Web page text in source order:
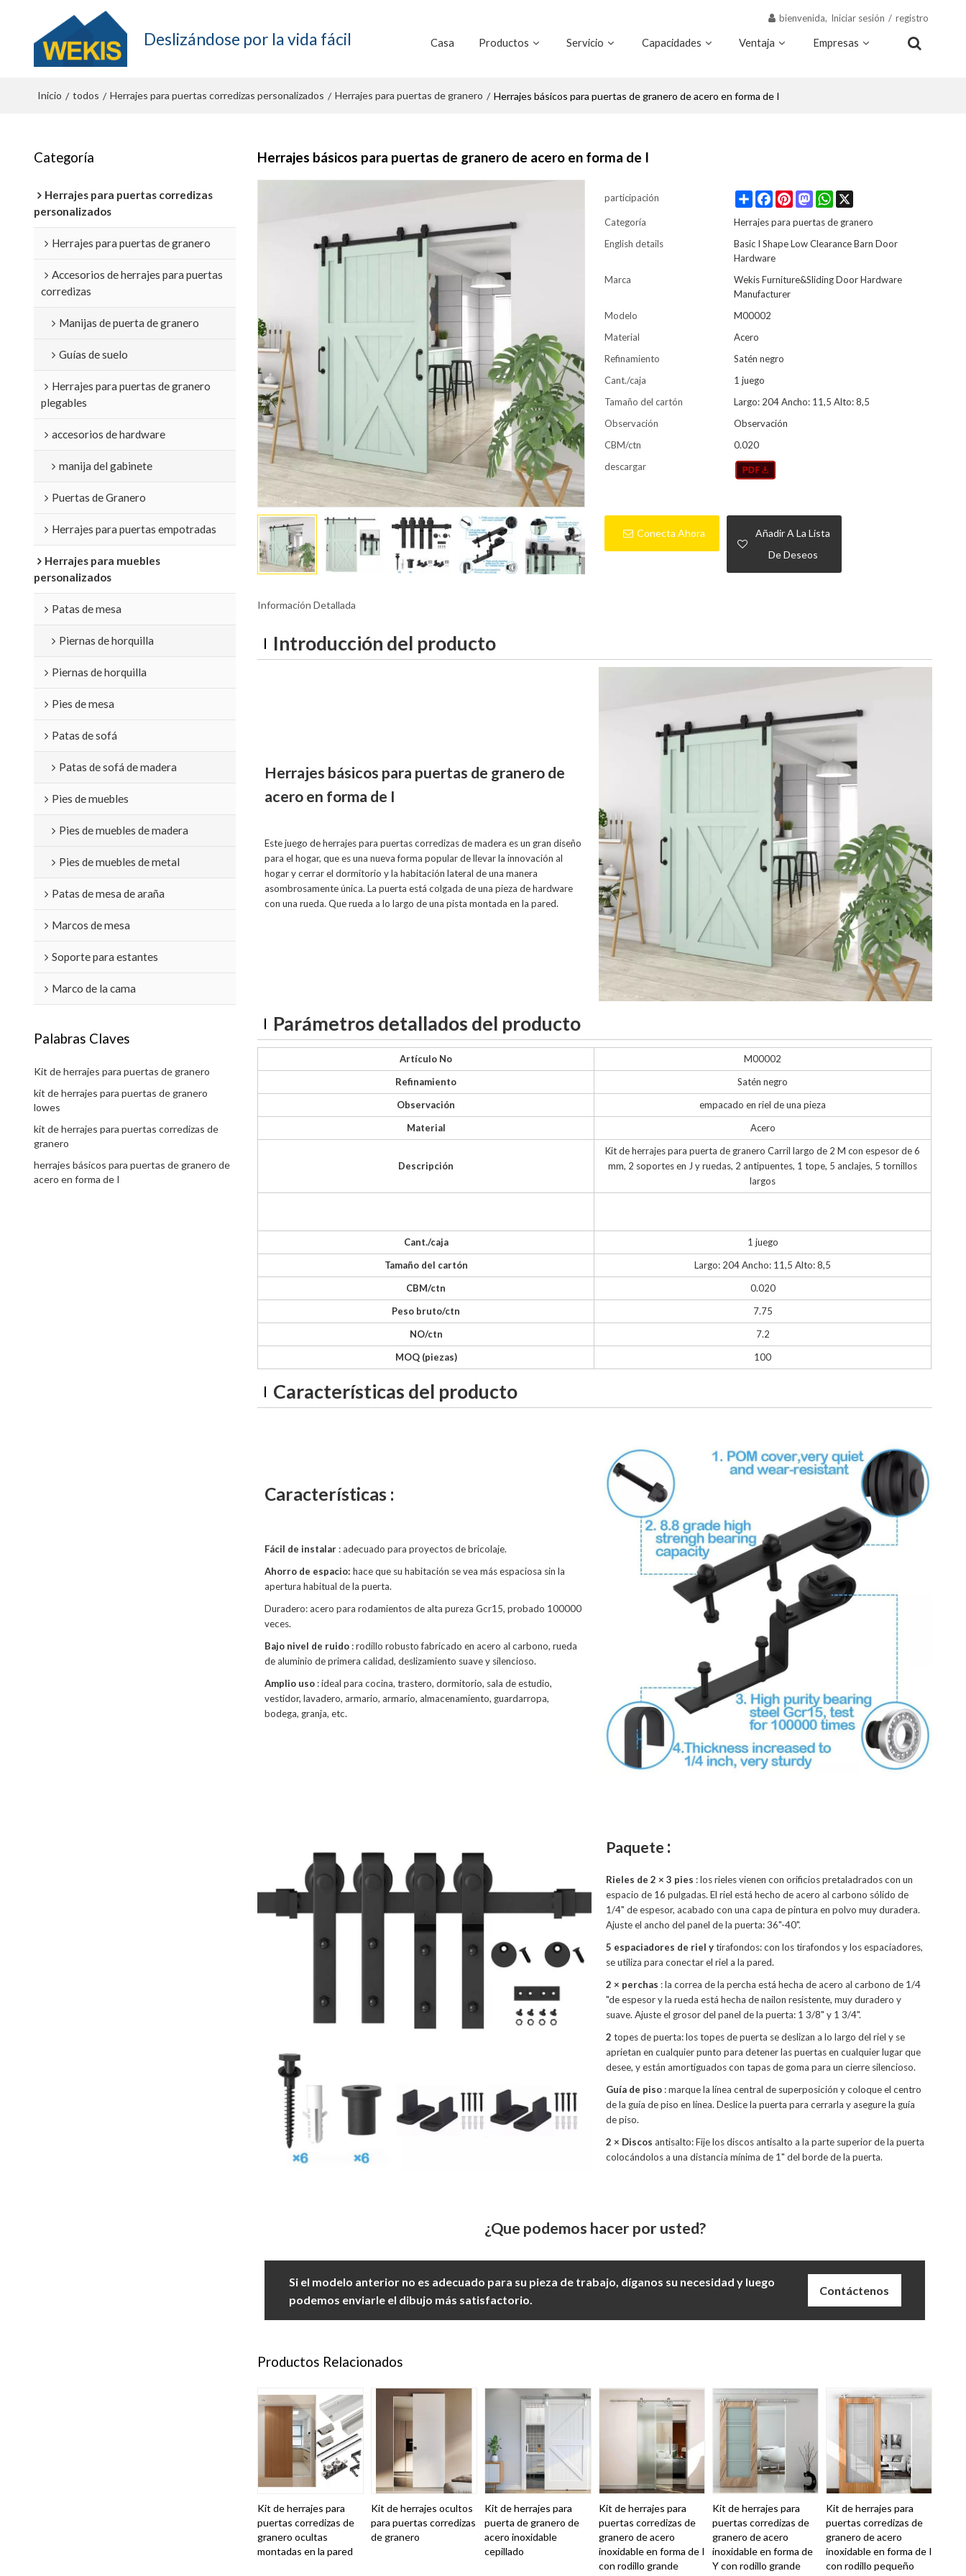
Deslizándose por la vida fácil
bienvenida, Iniciar sesión / registro
Casa Productos Servicio Capacidades Ventaja Empresas
Inicio / todos / Herrajes para puertas corredizas personalizados / Herrajes para puertas de granero / Herrajes básicos para puertas de granero de acero en forma de I
Categoría
Herrajes para puertas corredizas
personalizados
Herrajes para puertas de granero
Accesorios de herrajes para puertas
corredizas
Manijas de puerta de granero
Guías de suelo
Herrajes para puertas de granero
plegables
accesorios de hardware
manija del gabinete
Puertas de Granero
Herrajes para puertas empotradas
Herrajes para muebles
personalizados
Patas de mesa
Piernas de horquilla
Piernas de horquilla
Pies de mesa
Patas de sofá
Patas de sofá de madera
Pies de muebles
Pies de muebles de madera
Pies de muebles de metal
Patas de mesa de araña
Marcos de mesa
Soporte para estantes
Marco de la cama
Palabras Claves
Kit de herrajes para puertas de granero
kit de herrajes para puertas de granero
lowes
kit de herrajes para puertas corredizas de
granero
herrajes básicos para puertas de granero de
acero en forma de I
Herrajes básicos para puertas de granero de acero en forma de I
participación Share FacebookPinterestMastodonWhatsApp
Categoría
Herrajes para puertas de granero
English details
Basic I Shape Low Clearance Barn Door
Hardware
Marca
Wekis Furniture&Sliding Door Hardware
Manufacturer
Modelo
M00002
Material
Acero
Refinamiento
Satén negro
Cant./caja
1 juego
Tamaño del cartón
Largo: 204 Ancho: 11,5 Alto: 8,5
Observación
Observación
CBM/ctn
0.020
descargar
Conecta Ahora
Añadir A La Lista
De Deseos
Información Detallada
Introducción del producto
Herrajes básicos para puertas de granero de
acero en forma de I
Este juego de herrajes para puertas corredizas de madera es un gran diseño
para el hogar, que es una nueva forma popular de llevar la innovación al
hogar y cerrar el dormitorio y la habitación lateral de una manera
asombrosamente única. La puerta está colgada de una pieza de hardware
con una rueda. Que rueda a lo largo de una pista montada en la pared.
Parámetros detallados del producto
Artículo No
M00002
Refinamiento
Satén negro
Observación
empacado en riel de una pieza
Material
Acero
Descripción
Kit de herrajes para puerta de granero Carril largo de 2 M con espesor de 6
mm, 2 soportes en J y ruedas, 2 antipuentes, 1 tope, 5 anclajes, 5 tornillos
largos
Cant./caja
1 juego
Tamaño del cartón
Largo: 204Ancho: 11,5 Alto: 8,5
CBM/ctn
0.020
Peso bruto/ctn
7.75
NO/ctn
7.2
MOQ (piezas)
100
Características del producto
Características :
Fácil de instalar : adecuado para proyectos de bricolaje.
Ahorro de espacio: hace que su habitación se vea más espaciosa sin la
apertura habitual de la puerta.
Duradero: acero para rodamientos de alta pureza Gcr15, probado 100000
veces.
Bajo nivel de ruido : rodillo robusto fabricado en acero al carbono, rueda
de aluminio de primera calidad, deslizamiento suave y silencioso.
Amplio uso : ideal para cocina, trastero, dormitorio, sala de estudio,
vestidor, lavadero, armario, armario, almacenamiento, guardarropa,
bodega, granja, etc.
Paquete :
Rieles de 2 × 3 pies : los rieles vienen con orificios pretaladrados con un
espacio de 16 pulgadas. El riel está hecho de acero al carbono sólido de
1/4" de espesor, acabado con una capa de pintura en polvo muy duradera.
Ajuste el ancho del panel de la puerta: 36"-40".
5 espaciadores de riel ytirafondos: con los tirafondos y los espaciadores,
se utiliza para conectar el riel a la pared.
2 × perchas : la correa de la percha está hecha de acero al carbono de 1/4
"de espesor y la rueda está hecha de nailon resistente, muy duradero y
suave. Ajuste el grosor del panel de la puerta: 1 3/8" y 1 3/4".
2 topes de puerta: los topes de puerta se deslizan a lo largo del riel y se
aprietan en cualquier punto para detener las puertas en cualquier lugar que
desee, y están amortiguados con tapas de goma para un cierre silencioso.
Guía de piso: marque la línea central de superposición y coloque el centro
de la guía de piso en línea. Deslice la puerta para cerrarla y asegure la guía
de piso.
2 × Discos antisalto: Fije los discos antisalto a la parte superior de la puerta
colocándolos a una distancia mínima de 1" del borde de la puerta.
¿Que podemos hacer por usted?
Si el modelo anterior no es adecuado para su pieza de trabajo, díganos su necesidad y luego
podemos enviarle el dibujo más satisfactorio.
Contáctenos
Productos Relacionados
Kit de herrajes para
puertas corredizas de
granero ocultas
montadas en la pared
Kit de herrajes ocultos
para puertas corredizas
de granero
Kit de herrajes para
puerta de granero de
acero inoxidable
cepillado
Kit de herrajes para
puertas corredizas de
granero de acero
inoxidable en forma de I
con rodillo grande
Kit de herrajes para
puertas corredizas de
granero de acero
inoxidable en forma de
Y con rodillo grande
Kit de herrajes para
puertas corredizas de
granero de acero
inoxidable en forma de I
con rodillo pequeño